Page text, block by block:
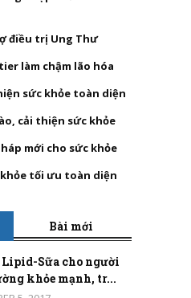
điều trị Ung Thư
làm chậm lão hóa
sức khỏe toàn diện
cải thiện sức khỏe
mới cho sức khỏe
khỏe tối ưu toàn diện
Bài mới
Sữa cho người
khỏe mạnh, tr...